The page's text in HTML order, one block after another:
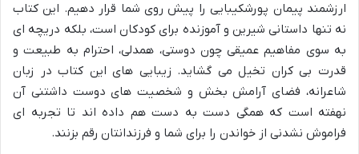
ارزشمند پیمان پورشکیبایی را پیش روی شما قرار دهیم. این کتاب
نه تنها داستانی شیرین و آموزنده برای کودکان است، بلکه دریچه ای
به سوی مفاهیم عمیقی چون دوستی، همدلی، احترام به طبیعت و
قدرت بی کران تخیل می گشاید. زیبایی های این کتاب در زبان
شاعرانه، فضای آرامش بخش و شخصیت های دوست داشتنی آن
نهفته است که همگی دست به دست هم داده اند تا تجربه ای
فراموش نشدنی از خواندن را برای شما و فرزندانتان رقم بزنند.